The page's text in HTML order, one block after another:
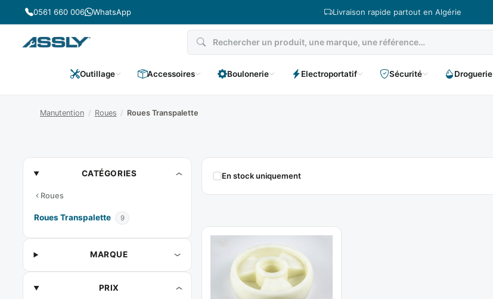
Passer
au
contenu
0561 660 006 WhatsApp Livraison rapide partout en Algérie
Outillage Accessoires Boulonerie Electroportatif Sécurité Droguerie
Manutention / Roues / Roues Transpalette
Roues
Transpalette
CATÉGORIES
Roues
Roues Transpalette 9
MARQUE
PRIX
En stock uniquement